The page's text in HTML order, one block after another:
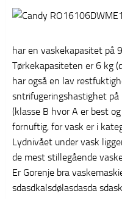
har en vaskekapasitet på
Tørkekapasiteten er 6 kg
har også en lav
sntrifugeringshastighet
(klasse B hvor A er best
fornuftig, for vask er i
Lydnivået under vask
de mest stillegående
Er Gorenje bra
sdasdkalsdølasdasda